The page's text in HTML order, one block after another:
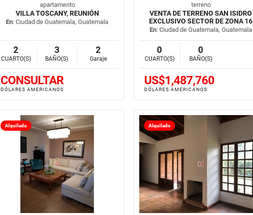
apartamento
VILLA TOSCANY, REUNIÓN
En: Ciudad de Guatemala, Guatemala
2
CUARTO(S)
3
BAÑO(S)
2
Garaje
CONSULTAR
DÓLARES AMERICANOS
terreno
VENTA DE TERRENO SAN ISIDRO
EXCLUSIVO SECTOR DE ZONA 16
En: Ciudad de Guatemala, Guatemala
0
CUARTO(S)
0
BAÑO(S)
US$1,487,760
DÓLARES AMERICANOS
Alquilado Alquilado